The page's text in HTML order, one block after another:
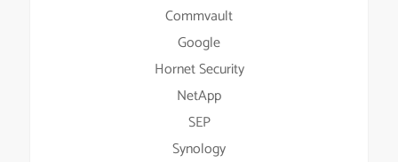
Commvault
Google
Hornet Security
NetApp
SEP
Synology